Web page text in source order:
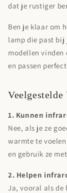
dat je rustiger
Ben je klaar om
lamp die past bij
modellen vinden
en passen
Veelgestelde
1. Kunnen
Nee, als je ze
warmte te
en gebruik ze
2. Helpen
Ja, vooral als de